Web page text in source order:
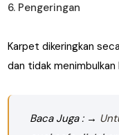
6. Pengeringan
Karpet dikeringkan
dan tidak menimbulkan
Baca Juga : →